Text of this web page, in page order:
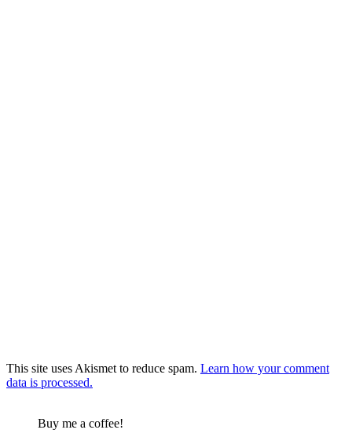
This site uses Akismet to reduce spam. Learn how your comment
data is processed.
Buy me a coffee!